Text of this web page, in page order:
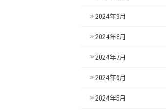
2024年9月
2024年8月
2024年7月
2024年6月
2024年5月